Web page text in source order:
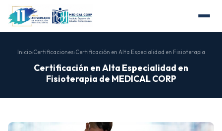
Inicio›Certificaciones›Certificación en Alta Especialidad en Fisioterapia
Certificación en Alta Especialidad en
Fisioterapia de MEDICAL CORP